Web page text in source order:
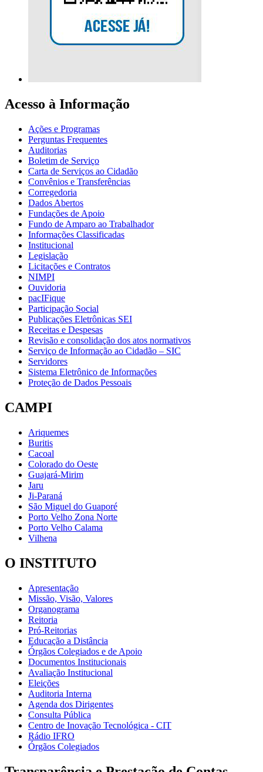
Acesso à Informação
Ações e Programas
Perguntas Frequentes
Auditorias
Boletim de Serviço
Carta de Serviços ao Cidadão
Convênios e Transferências
Corregedoria
Dados Abertos
Fundações de Apoio
Fundo de Amparo ao Trabalhador
Informações Classificadas
Institucional
Legislação
Licitações e Contratos
NIMPI
Ouvidoria
pacIFique
Participação Social
Publicações Eletrônicas SEI
Receitas e Despesas
Revisão e consolidação dos atos normativos
Serviço de Informação ao Cidadão – SIC
Servidores
Sistema Eletrônico de Informações
Proteção de Dados Pessoais
CAMPI
Ariquemes
Buritis
Cacoal
Colorado do Oeste
Guajará-Mirim
Jaru
Ji-Paraná
São Miguel do Guaporé
Porto Velho Zona Norte
Porto Velho Calama
Vilhena
O INSTITUTO
Apresentação
Missão, Visão, Valores
Organograma
Reitoria
Pró-Reitorias
Educação a Distância
Órgãos Colegiados e de Apoio
Documentos Institucionais
Avaliação Institucional
Eleições
Auditoria Interna
Agenda dos Dirigentes
Consulta Pública
Centro de Inovação Tecnológica - CIT
Rádio IFRO
Órgãos Colegiados